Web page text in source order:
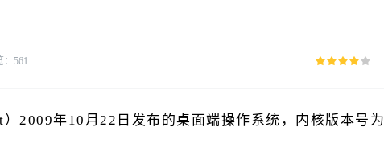
561
2009年10月22日发布的桌面端操作系统，内核版本号为